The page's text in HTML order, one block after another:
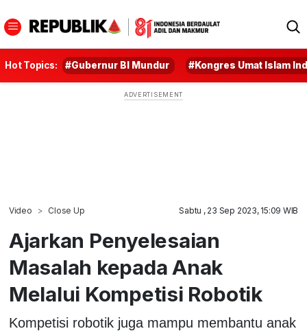
Hot Topics: #Gubernur BI Mundur #Kongres Umat Islam
Video Close Up Sabtu , 23 Sep 2023, 15:09 WIB
Ajarkan Penyelesaian
Masalah kepada Anak
Melalui Kompetisi Robotik
Kompetisi robotik juga mampu membantu anak